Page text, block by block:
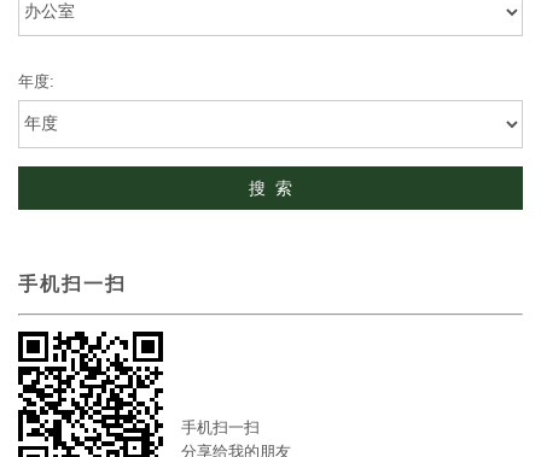
年度:
手机扫一扫
手机扫一扫
分享给我的朋友